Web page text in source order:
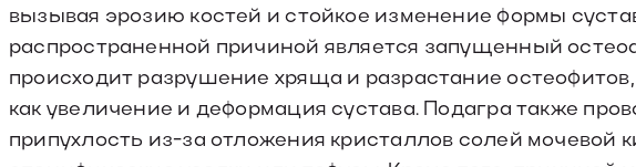
вызывая эрозию костей и стойкое изменение формы
распространенной причиной является запущенный
происходит разрушение хряща и разрастание
как увеличение и деформация сустава. Подагра также
припухлость из-за отложения кристаллов солей